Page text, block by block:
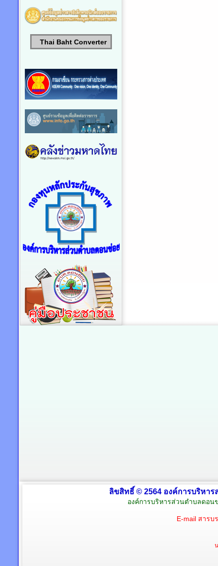
Thai Baht Converter
ลิขสิทธิ์ © 2564 องค์การบริหา
องค์การบริหารส่วนตำบลดอน
E-mail สาร